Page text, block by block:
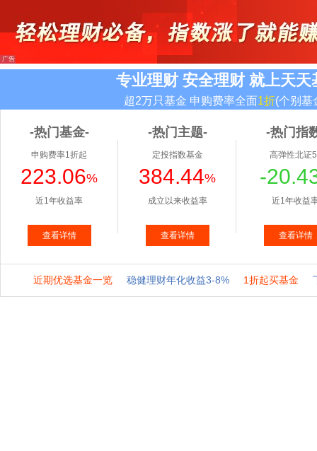
专业理财 安全理财 就上天天
超2万只基金 申购费率全面1折(个别基
-热门基金-
申购费率1折起
223.06%
近1年收益率
查看详情
-热门主题-
定投指数基金
384.44%
成立以来收益率
查看详情
-热门指
高弹性北证
-
近1年收益
查看详情
近期优选基金一览 稳健理财年化收益3-8% 1折起买基金